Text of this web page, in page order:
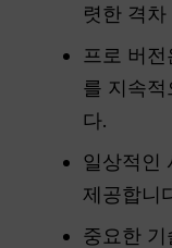
렷한 격
프로 버
를 지속
다.
일상적인
제공합니
중요한